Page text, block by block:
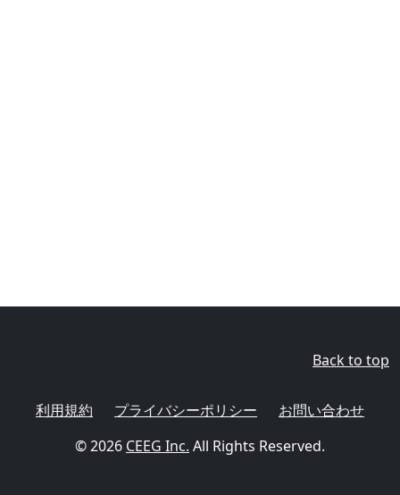
Back to top
利用規約 プライバシーポリシー
お問い合わせ
© 2026 CEEG Inc. All Rights Reserved.